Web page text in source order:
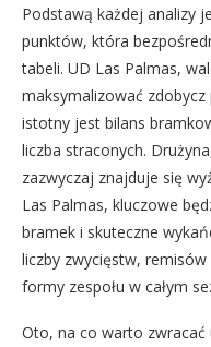
Podstawą każdej analizy
punktów, która
tabeli. UD Las Palmas,
maksymalizować
istotny jest bilans
liczba straconych.
zazwyczaj znajduje się
Las Palmas, kluczowe
bramek i skuteczne
liczby zwycięstw,
formy zespołu w całym
Oto, na co warto zwracać